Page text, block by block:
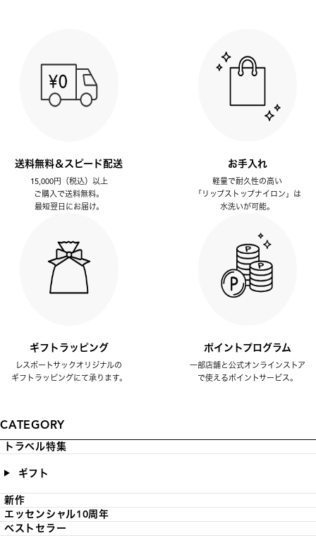
送料無料＆スピード配送
15,000円（税込）以上
ご購入で送料無料。
最短翌日にお届け。
お手入れ
軽量で耐久性の高い
「リップストップナイロン」は
水洗いが可能。
ギフトラッピング
レスポートサックオリジナルの
ギフトラッピングにて承ります。
ポイントプログラム
一部店舗と公式オンラインストア
で使えるポイントサービス。
CATEGORY
トラベル特集
ギフト
新作
エッセンシャル10周年
ベストセラー